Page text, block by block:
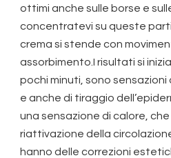
ottimi anche sulle borse e
concentratevi su queste
crema si stende con
assorbimento.I risultati si
pochi minuti, sono
e anche di tiraggio
una sensazione di calore,
riattivazione della
hanno delle correzioni